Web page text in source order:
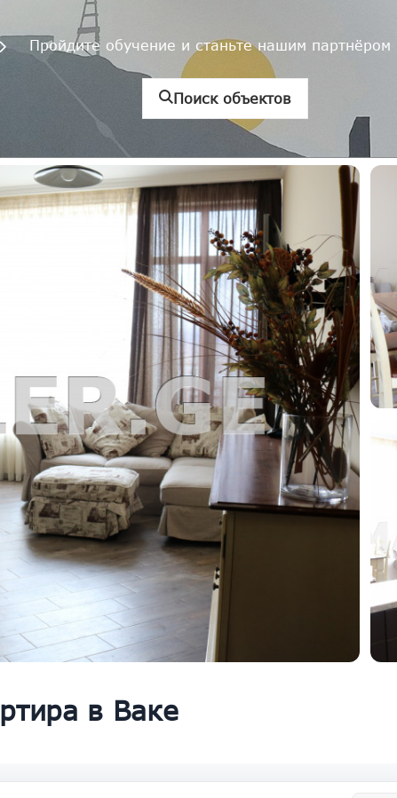
Пройдите обучение и станьте нашим партнёром
Поиск объектов
в Ваке